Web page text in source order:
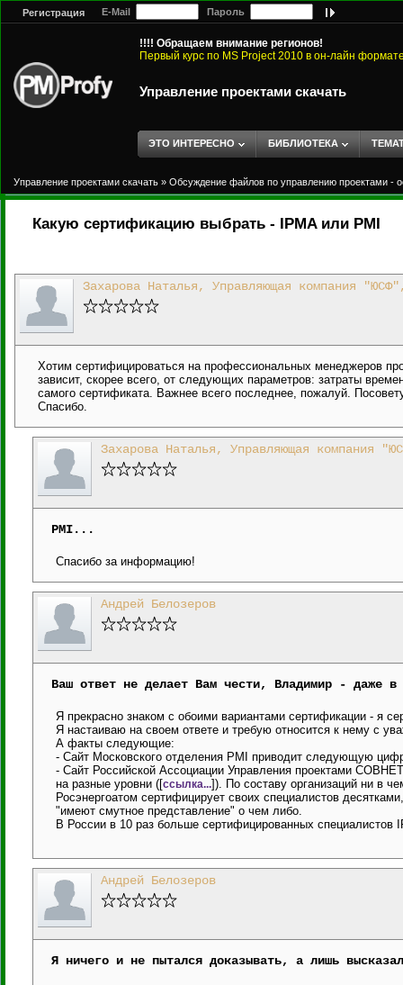
Регистрация E-Mail Пароль
!!!! Обращаем внимание регионов!
Первый курс по MS Project 2010 в он-лайн
Управление проектами скачать
ЭТО ИНТЕРЕСНО БИБЛИОТЕКА
Управление проектами скачать » Обсуждение файлов по управлению проектами -
Какую сертификацию выбрать - IPMA или PMI
Захарова Наталья, Управляющая компания
Хотим сертифицироваться на профессиональных менеджеров
зависит, скорее всего, от следующих параметров: затраты
самого сертификата. Важнее всего последнее, пожалуй.
Спасибо.
Захарова Наталья, Управляющая компания
PMI...
Спасибо за информацию!
Андрей Белозеров
Ваш ответ не делает Вам чести, Владимир - даже в
Я прекрасно знаком с обоими вариантами сертификации - я
Я настаиваю на своем ответе и требую относится к нему с
А факты следующие:
- Сайт Московского отделения PMI приводит следующую
- Сайт Российской Ассоциации Управления проектами
на разные уровни ([ссылка...]). По составу организаций ни в
Росэнергоатом сертифицирует своих специалистов
"имеют смутное представление" о чем либо.
В России в 10 раз больше сертифицированных специалистов
Андрей Белозеров
Я ничего и не пытался доказывать, а лишь